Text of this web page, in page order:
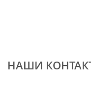
НАШИ